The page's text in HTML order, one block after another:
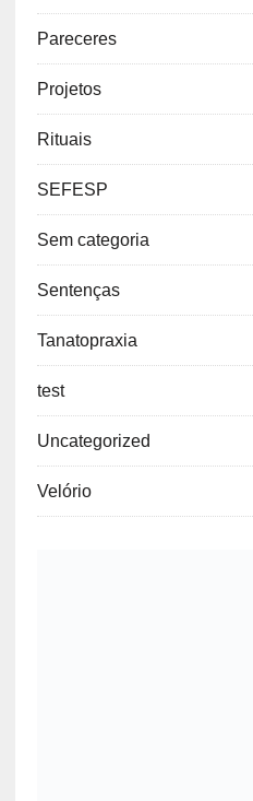
Pareceres
Projetos
Rituais
SEFESP
Sem categoria
Sentenças
Tanatopraxia
test
Uncategorized
Velório